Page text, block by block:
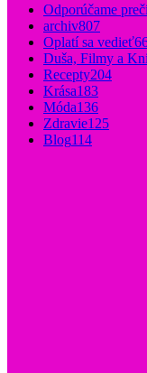
Odporúčame
archiv807
Oplatí sa vedieť
Duša, Filmy a
Recepty204
Krása183
Móda136
Zdravie125
Blog114